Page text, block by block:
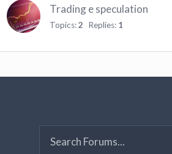
Trading e speculation
Topics:2 Replies: 1